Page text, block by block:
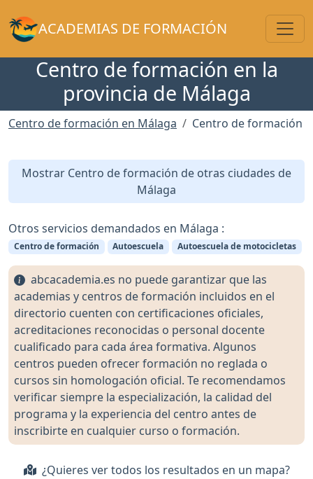
ACADEMIAS DE FORMACIÓN
Centro de formación en la
provincia de Málaga
Centro de formación en Málaga Centro de formación
Mostrar Centro de formación de otras ciudades de
Málaga
Otros servicios demandados en Málaga :
Centro de formación Autoescuela Autoescuela de motocicletas
abcacademia.es no puede garantizar que las
academias y centros de formación incluidos en el
directorio cuenten con certificaciones oficiales,
acreditaciones reconocidas o personal docente
cualificado para cada área formativa. Algunos
centros pueden ofrecer formación no reglada o
cursos sin homologación oficial. Te recomendamos
verificar siempre la especialización, la calidad del
programa y la experiencia del centro antes de
inscribirte en cualquier curso o formación.
¿Quieres ver todos los resultados en un mapa?